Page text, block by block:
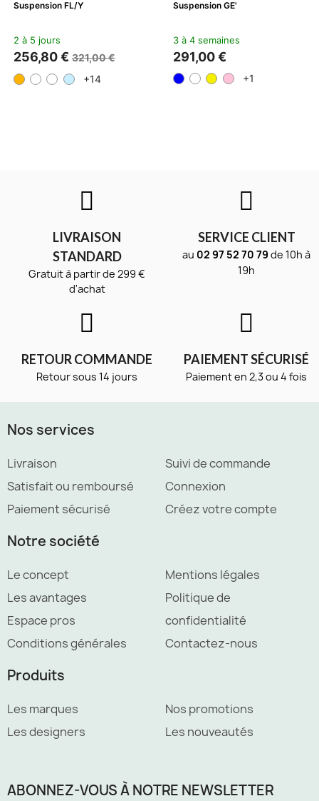
Suspension FL/Y
2 à 5 jours
256,80 € 321,00 €
+14
Suspension GE'
3 à 4 semaines
291,00 €
+1
LIVRAISON
STANDARD
Gratuit à partir de 299 €
d'achat
SERVICE CLIENT
au 02 97 52 70 79 de 10h à
19h
RETOUR COMMANDE
Retour sous 14 jours
PAIEMENT SÉCURISÉ
Paiement en 2,3 ou 4 fois
Nos services
Livraison
Satisfait ou remboursé
Paiement sécurisé
Suivi de commande
Connexion
Créez votre compte
Notre société
Le concept
Les avantages
Espace pros
Conditions générales
Mentions légales
Politique de
confidentialité
Contactez-nous
Produits
Les marques
Les designers
Nos promotions
Les nouveautés
ABONNEZ-VOUS À NOTRE NEWSLETTER